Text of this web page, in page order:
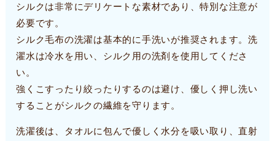
シルクは非常にデリケートな素材であり、特別な注意が
必要です。
シルク毛布の洗濯は基本的に手洗いが推奨されます。洗
濯水は冷水を用い、シルク用の洗剤を使用してくださ
い。
強くこすったり絞ったりするのは避け、優しく押し洗い
することがシルクの繊維を守ります。
洗濯後は、タオルに包んで優しく水分を吸い取り、直射